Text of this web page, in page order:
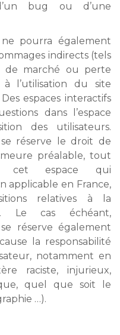
bug ou d’une
ne pourra également
indirects (tels
de marché ou perte
à l’utilisation du site
espaces interactifs
dans l’espace
des utilisateurs.
se réserve le droit de
préalable, tout
cet espace qui
applicable en France,
relatives à la
Le cas échéant,
se réserve également
la responsabilité
notamment en
raciste, injurieux,
quel que soit le
…).